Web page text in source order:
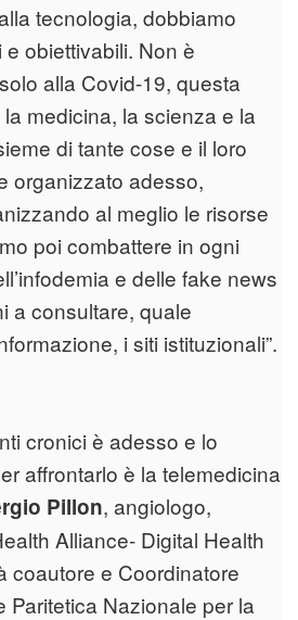
tecnologia, dobbiamo
obiettivabili. Non è
alla Covid-19, questa
medicina, la scienza e la
di tante cose e il loro
organizzato adesso,
al meglio le risorse
poi combattere in ogni
e delle fake news
a consultare, quale
i siti istituzionali”.
cronici è adesso e lo
affrontarlo è la telemedicina
Pillon, angiologo,
Alliance- Digital Health
coautore e Coordinatore
Paritetica Nazionale per la